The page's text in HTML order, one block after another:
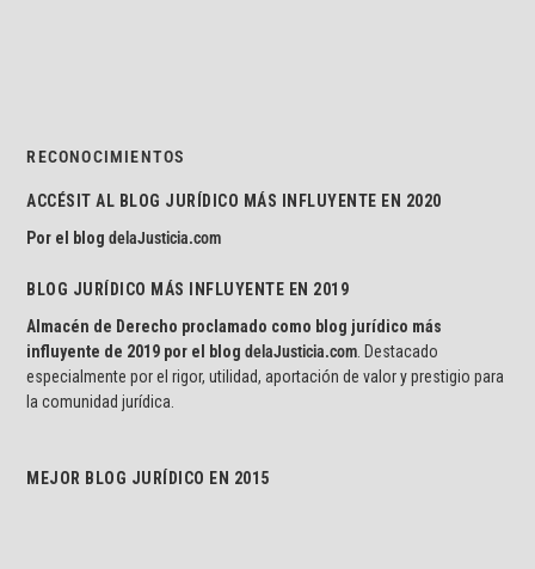
RECONOCIMIENTOS
ACCÉSIT AL BLOG JURÍDICO MÁS INFLUYENTE EN 2020
Por el blogdelaJusticia.com
BLOG JURÍDICO MÁS INFLUYENTE EN 2019
Almacén de Derecho proclamado como blog jurídico más
influyente de 2019 por el blogdelaJusticia.com . Destacado
especialmente por el rigor, utilidad, aportación de valor y prestigio para
la comunidad jurídica.
MEJOR BLOG JURÍDICO EN 2015